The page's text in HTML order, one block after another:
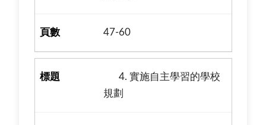
47-60
4. 實施自主學習的學校
規劃